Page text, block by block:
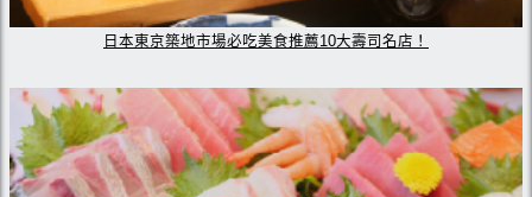
日本東京築地市場必吃美食推薦10大壽司名店！